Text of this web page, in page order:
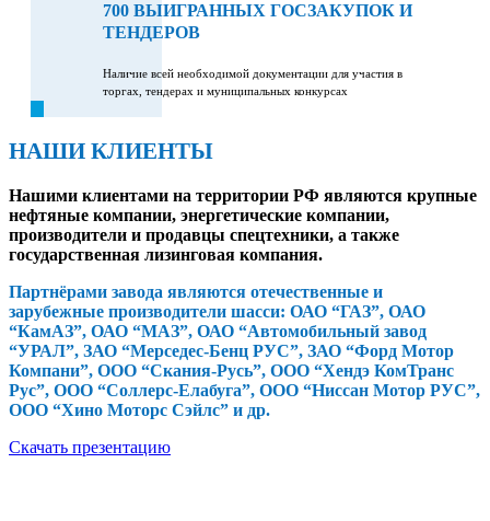
700 ВЫИГРАННЫХ ГОСЗАКУПОК И
ТЕНДЕРОВ
Наличие всей необходимой документации для участия в
торгах, тендерах и муниципальных конкурсах
НАШИ КЛИЕНТЫ
Нашими клиентами на территории РФ являются крупные
нефтяные компании, энергетические компании,
производители и продавцы спецтехники, а также
государственная лизинговая компания.
Партнёрами завода являются отечественные и
зарубежные производители шасси: ОАО “ГАЗ”, ОАО
“КамАЗ”, ОАО “МАЗ”, ОАО “Автомобильный завод
“УРАЛ”, ЗАО “Мерседес-Бенц РУС”, ЗАО “Форд Мотор
Компани”, ООО “Скания-Русь”, ООО “Хендэ КомТранс
Рус”, ООО “Соллерс-Елабуга”, ООО “Ниссан Мотор РУС”,
ООО “Хино Моторс Сэйлс” и др.
Скачать презентацию